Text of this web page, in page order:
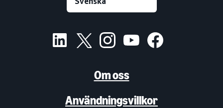
Om oss
Användningsvillkor